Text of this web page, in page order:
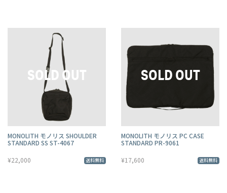
MONOLITH モノリス SHOULDER
STANDARD SS ST-4067
¥22,000 送料無料
MONOLITH モノリス PC CASE
STANDARD PR-9061
¥17,600 送料無料